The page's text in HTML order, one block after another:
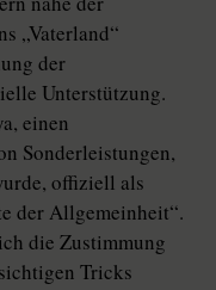
„Vaterland“
der
Unterstützung.
einen
Sonderleistungen,
offiziell als
der Allgemeinheit“.
die Zustimmung
Tricks